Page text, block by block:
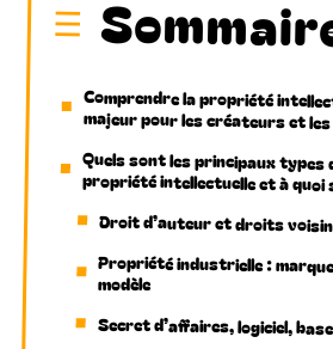
Comprendre la propriété
majeur pour les créateurs et
Quels sont les principaux types
propriété intellectuelle et à
Droit d’auteur et droits
Propriété industrielle :
modèle
Secret d’affaires, logiciel,